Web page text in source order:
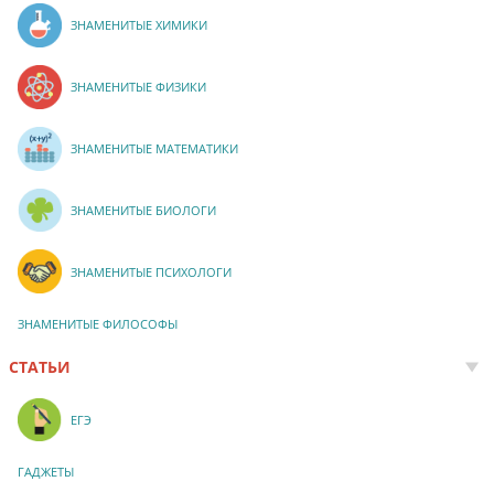
ЗНАМЕНИТЫЕ ХИМИКИ
ЗНАМЕНИТЫЕ ФИЗИКИ
ЗНАМЕНИТЫЕ МАТЕМАТИКИ
ЗНАМЕНИТЫЕ БИОЛОГИ
ЗНАМЕНИТЫЕ ПСИХОЛОГИ
ЗНАМЕНИТЫЕ ФИЛОСОФЫ
СТАТЬИ
ЕГЭ
ГАДЖЕТЫ